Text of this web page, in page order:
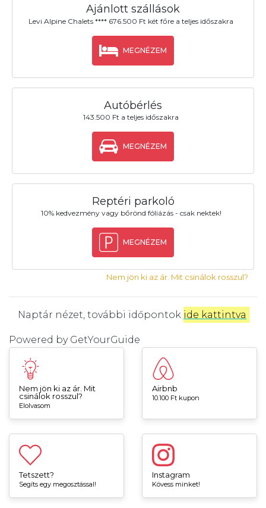
Ajánlott szállások
Levi Alpine Chalets **** 676.500 Ft két főre a teljes időszakra
MEGNÉZEM
Autóbérlés
143.500 Ft a teljes időszakra
MEGNÉZEM
Reptéri parkoló
10% kedvezmény vagy bőrönd fóliázás - csak nektek!
MEGNÉZEM
Nem jön ki az ár. Mit csinálok rosszul?
Naptár nézet, további időpontok ide kattintva
Powered by GetYourGuide
Nem jön ki az ár. Mit
csinálok rosszul?
Elolvasom
Airbnb
10.100 Ft kupon
Tetszett?
Segíts egy megosztással!
Instagram
Kövess minket!